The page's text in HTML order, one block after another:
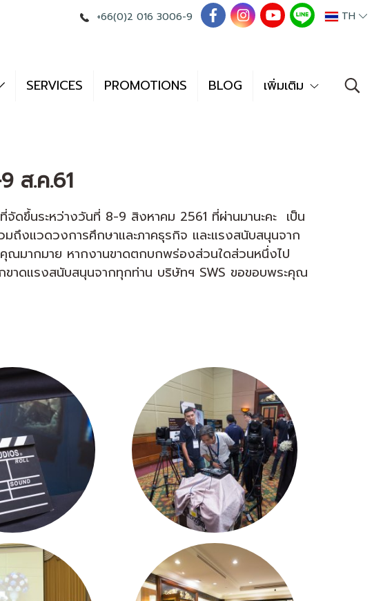
+66(0)2 016 3006-9 TH
SERVICES PROMOTIONS BLOG เพิ่มเติม
ส.ค.61
ขึ้นระหว่างวันที่ 8-9 สิงหาคม 2561 ที่ผ่านมานะคะ เป็น
ถึงแวดวงการศึกษาและภาคธุรกิจ และแรงสนับสนุนจาก
ณมากมาย หากงานขาดตกบกพร่องส่วนใดส่วนหนึ่งไป
าดแรงสนับสนุนจากทุกท่าน บริษัทฯ SWS ขอขอบพระคุณ